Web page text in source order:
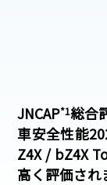
JNCAP*1総合
車安全性能
Z4X / bZ4X
高く評価され